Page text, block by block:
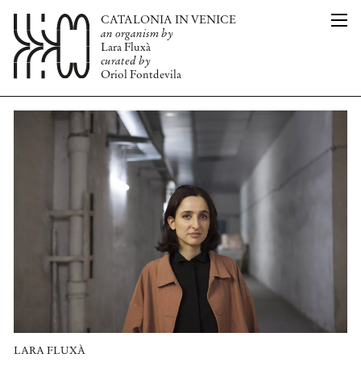
CATALONIA IN VENICE
an organism by
Lara Fluxà
curated by
Oriol Fontdevila
LARA FLUXÀ
L’ORGANISME
PUBLICACIÓ
EQUIP
PREMSA
NOTÍCIES
CAT
ENG